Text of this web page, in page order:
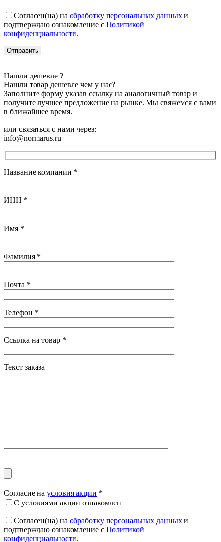
Согласен(на) на обработку персональных данных и
подтверждаю ознакомление с Политикой
конфиденциальности.
Нашли дешевле ?
Нашли товар дешевле чем у нас?
Заполните форму указав ссылку на аналогичный товар и
получите лучшее предложение на рынке. Мы свяжемся с вами
в ближайшее время.
или связаться с нами через:
info@normarus.ru
Название компании *
ИНН *
Имя *
Фамилия *
Почта *
Телефон *
Ссылка на товар *
Текст заказа
Согласие на условия акции *
С условиями акции ознакомлен
Согласен(на) на обработку персональных данных и
подтверждаю ознакомление с Политикой
конфиденциальности.